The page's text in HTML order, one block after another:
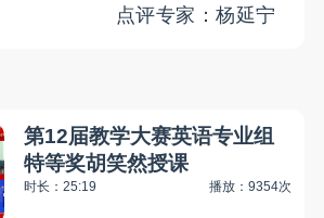
点评专家：杨延宁
第12届教学大赛英语专业组
特等奖胡笑然授课
时长：25:19 播放：9354次